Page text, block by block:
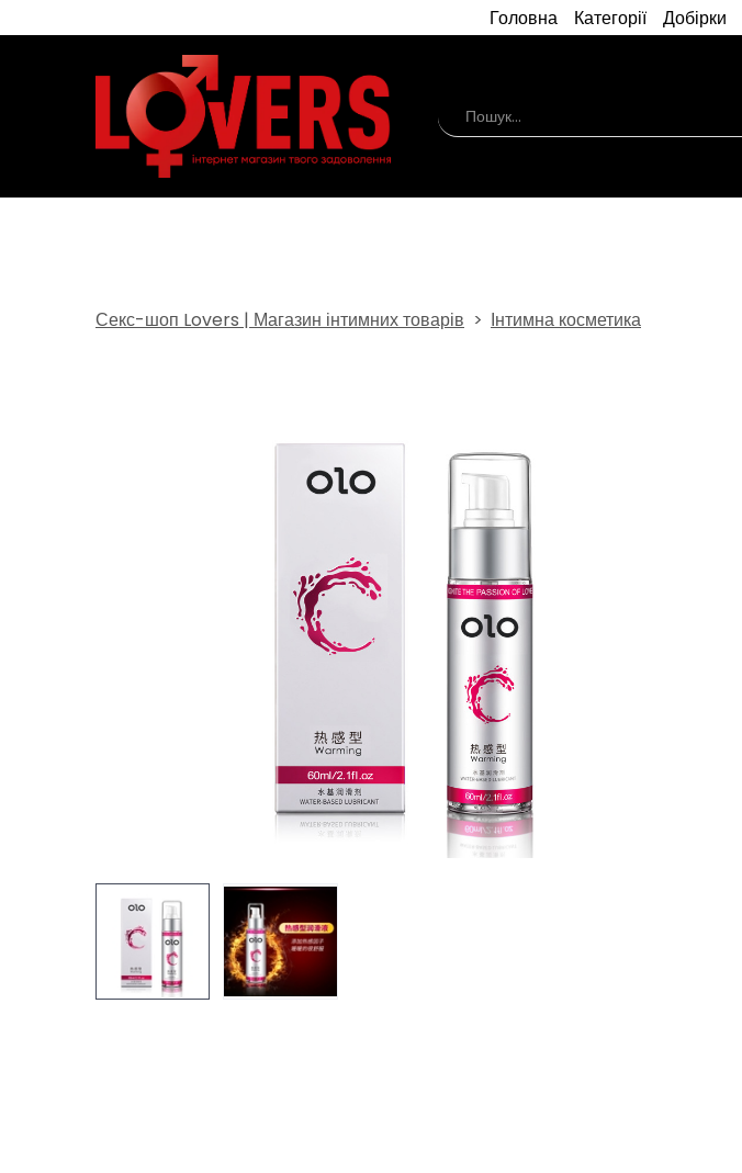
Головна Категорії Добірки
Секс-шоп Lovers | Магазин інтимних товарів Інтимна косметика